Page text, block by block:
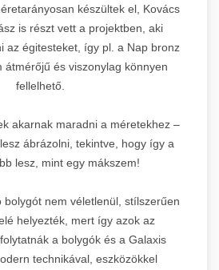
készültek el, Kovács
is részt vett a projektben, aki
az égitesteket, így pl. a Nap bronz
átmérőjű és viszonylag könnyen
fellelhető.
akarnak maradni a méretekhez –
ábrázolni, tekintve, hogy így a
lesz, mint egy mákszem!
bolygót nem véletlenül, stílszerűen
helyezték, mert így azok az
a bolygók és a Galaxis
technikával, eszközökkel